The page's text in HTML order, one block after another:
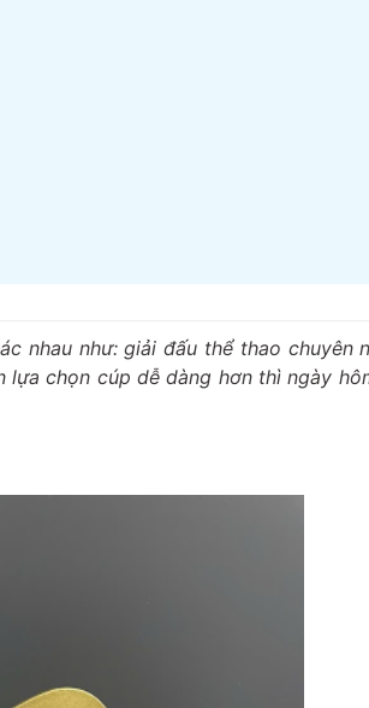
nhau như: giải đấu thể thao chuyên
chọn cúp dễ dàng hơn thì ngày